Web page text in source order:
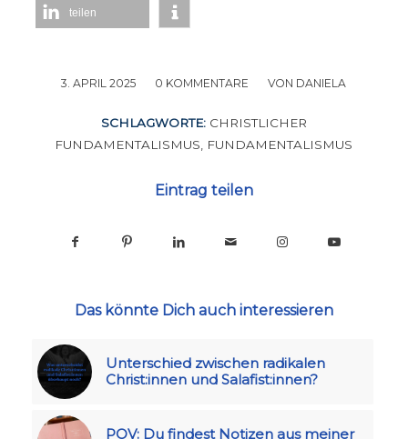
teilen
3. APRIL 2025
/ 0 KOMMENTARE
/ VON DANIELA
SCHLAGWORTE: CHRISTLICHER
FUNDAMENTALISMUS, FUNDAMENTALISMUS
Eintrag teilen
Das könnte Dich auch interessieren
Unterschied zwischen radikalen
Christ:innen und Salafist:innen?
POV: Du findest Notizen aus meiner